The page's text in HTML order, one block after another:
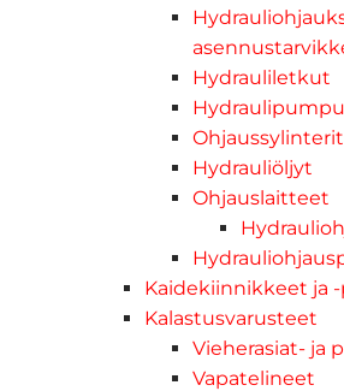
Hydrauliletkut
Ohjaussylinterit
Hydrauliöljyt
Ohjauslaitteet
Kaidekiinnikkeet ja
Kalastusvarusteet
Vieherasiat- ja
Vapatelineet